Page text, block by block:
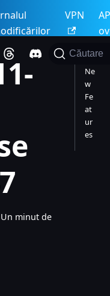
VPN
Căutare
Un minut de
Ne
w
Fe
at
ur
es